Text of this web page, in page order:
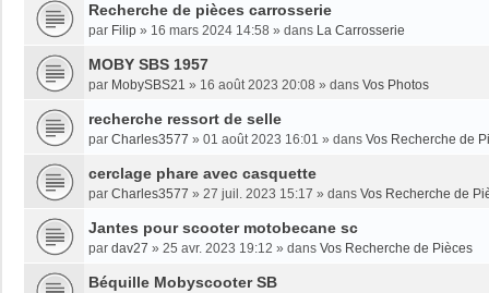
Recherche de pièces carrosserie
par Filip » 16 mars 2024 14:58 » dans La Carrosserie
MOBY SBS 1957
par MobySBS21 » 16 août 2023 20:08 » dans Vos Photos
recherche ressort de selle
par Charles3577 » 01 août 2023 16:01 » dans Vos Recherche de
cerclage phare avec casquette
par Charles3577 » 27 juil. 2023 15:17 » dans Vos Recherche de
Jantes pour scooter motobecane sc
par dav27 » 25 avr. 2023 19:12 » dans Vos Recherche de Pièces
Béquille Mobyscooter SB